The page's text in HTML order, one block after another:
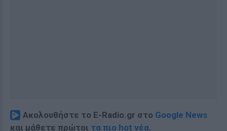
Ακολουθήστε το E-Radio.gr στο Google News
και μάθετε πρώτοι τα πιο hot νέα.